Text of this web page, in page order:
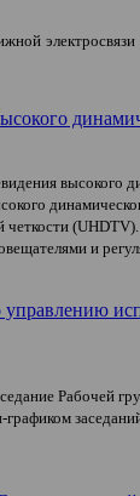
высокого
четкости (UHDTV
и
Рабочей